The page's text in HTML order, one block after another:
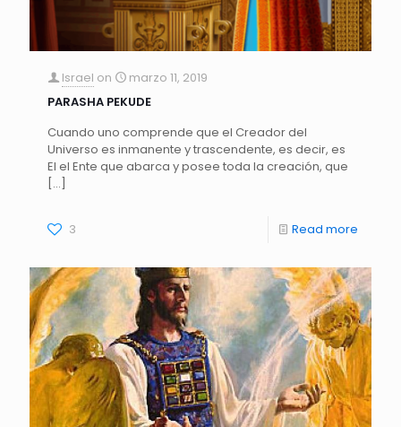
Israel on
marzo 11, 2019
PARASHA PEKUDE
Cuando uno comprende que el Creador del
Universo es inmanente y trascendente, es decir, es
El el Ente que abarca y posee toda la creación, que
[…]
3 Read more